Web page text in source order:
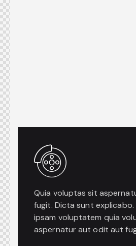
Quia voluptas sit
fugit. Dicta sunt explicabo.
ipsam voluptatem quia
aspernatur aut odit aut